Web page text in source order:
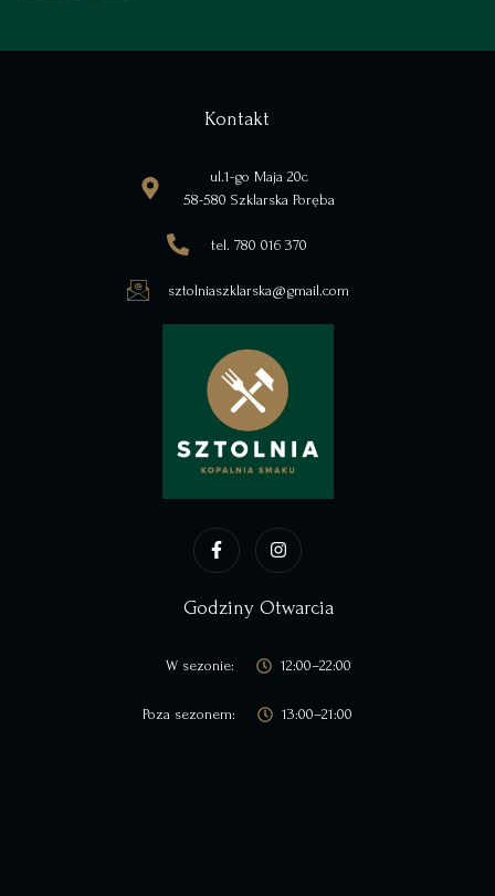
Kontakt
ul.1-go Maja 20c
58-580 Szklarska Poręba
tel. 780 016 370
sztolniaszklarska@gmail.com
Godziny Otwarcia
W sezonie: 12:00–22:00
Poza sezonem: 13:00–21:00